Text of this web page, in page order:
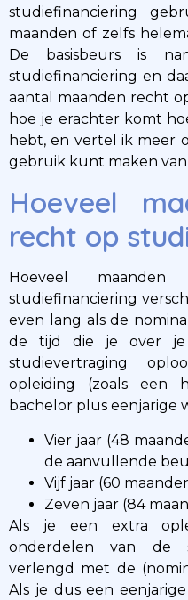
studiefinanciering
maanden of zelfs
De basisbeurs is
studiefinanciering en
aantal maanden recht
hoe je erachter komt
hebt, en vertel ik meer
gebruik kunt maken van
Hoeveel
recht op
Hoeveel
studiefinanciering
even lang als de
de tijd die je over
studievertraging
opleiding (zoals een
bachelor plus eenjarige
Vier jaar (48
de aanvullende
Vijf jaar (60
Zeven jaar (84
Als je een extra
onderdelen van de
verlengd met de
Als je dus een